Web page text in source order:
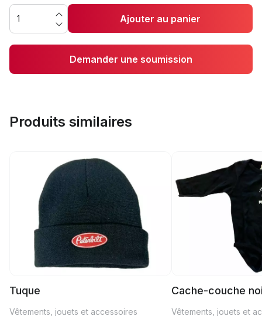
Ajouter au panier
Demander une soumission
Produits similaires
Tuque
Vêtements, jouets et accessoires
Cache-couche
Vêtements, jouets et